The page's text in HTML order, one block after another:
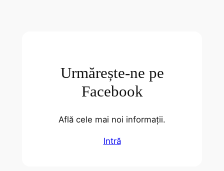
Urmărește-ne pe
Facebook
Află cele mai noi informații.
Intră